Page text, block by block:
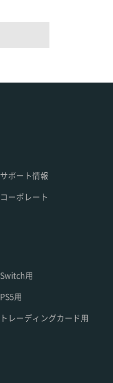
サポート情報
コーポレート
Switch用
PS5用
トレーディングカード用